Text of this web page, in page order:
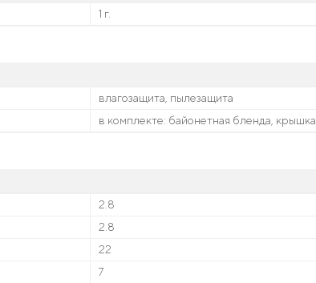
1 г.
влагозащита, пылезащита
в комплекте: байонетная бленда, крышка
2.8
2.8
22
7